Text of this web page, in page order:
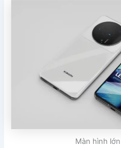
Màn hình